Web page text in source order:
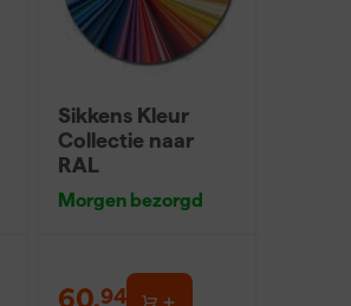
Sikkens Kleur
Collectie naar
RAL
Morgen bezorgd
60,94